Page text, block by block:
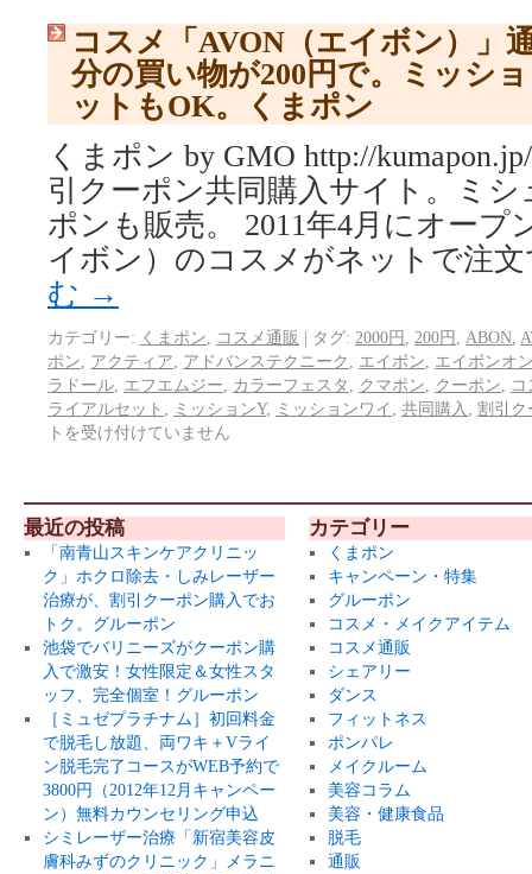
コスメ「AVON（エイボン）」
分の買い物が200円で。ミッシ
ットもOK。くまポン
くまポン by GMO http://
引クーポン共同購入サイト。ミ
ポンも販売。 2011年4月にオープ
イボン）のコスメがネットで注
む →
カテゴリー: くまポン コスメ通販 | タグ: 2000円 200円 ABON
ポン
アクティア アドバンステクニーク エイボン
エイボンオ
ラドール エフエムジー カラーフェスタ クマポン クーポン
コ
ライアルセット
ミッションY, ミッションワイ 共同購入
割引ク
トを受け付けていません
最近の投稿
「南青山スキンケアクリニッ
ク」ホクロ除去・しみレーザー
治療が、割引クーポン購入でお
トク。グルーポン
池袋でバリニーズがクーポン購
入で激安！女性限定＆女性スタ
ッフ、完全個室！グルーポン
［ミュゼプラチナム］初回料金
で脱毛し放題、両ワキ＋Vライ
ン脱毛完了コースがWEB予約で
3800円（2012年12月キャンペー
ン）無料カウンセリング申込
シミレーザー治療「新宿美容皮
膚科みずのクリニック」メラニ
カテゴリー
くまポン
キャンペーン・特集
グルーポン
コスメ・メイクアイテム
コスメ通販
シェアリー
ダンス
フィットネス
ポンパレ
メイクルーム
美容コラム
美容・健康食品
脱毛
通販